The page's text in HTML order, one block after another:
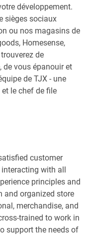
développement.
sièges sociaux
ou nos magasins de
Homesense,
de
de vous épanouir et
de TJX - une
le chef de file
customer
interacting with all
principles and
and organized store
merchandise, and
trained to work in
support the needs of